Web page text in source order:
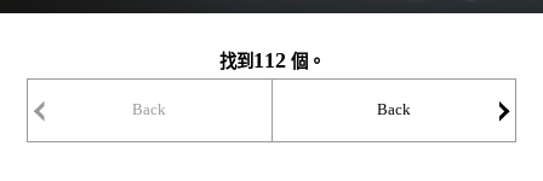
找到112個。
Back Back